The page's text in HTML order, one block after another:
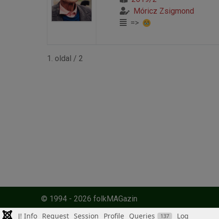
Móricz Zsigmond
=>
1. oldal / 2
© 1994 - 2026 folkMAGazin
J! Info Request Session Profile Queries 137 Log